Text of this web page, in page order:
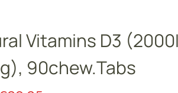
Vitamins D3
90chew.tabs